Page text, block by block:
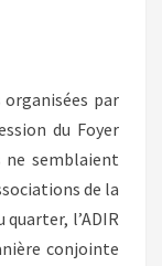
par
du Foyer
semblaient
de la
l’ADIR
conjointe